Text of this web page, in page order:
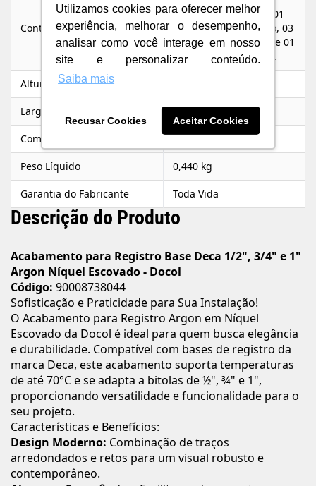
Utilizamos cookies para oferecer melhor
experiência, melhorar o desempenho,
analisar como você interage em nosso
site e personalizar conteúdo.
Saiba mais
Recusar Cookies Aceitar Cookies
Conteúdo da Embalagem
canopla, 01 canopla, 01
adaptador, 01 tampão, 03
parafusos, 02 chaves e 01
manual de instalação.
Altura
Largura 6 cm
Comprimento/Profundidade 7,1 cm
Peso Líquido 0,440 kg
Garantia do Fabricante Toda Vida
Descrição do Produto
Acabamento para Registro Base Deca 1/2", 3/4" e 1"
Argon Níquel Escovado - Docol
Código: 90008738044
Sofisticação e Praticidade para Sua Instalação!
O Acabamento para Registro Argon em Níquel
Escovado da Docol é ideal para quem busca elegância
e durabilidade. Compatível com bases de registro da
marca Deca, este acabamento suporta temperaturas
de até 70°C e se adapta a bitolas de ½", ¾" e 1",
proporcionando versatilidade e funcionalidade para o
seu projeto.
Características e Benefícios:
Design Moderno: Combinação de traços
arredondados e retos para um visual robusto e
contemporâneo.